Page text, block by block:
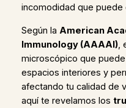
incomodidad que puede
Según la American
Immunology (AAAAI),
microscópico que
espacios interiores y
afectando tu calidad de
aquí te revelamos los